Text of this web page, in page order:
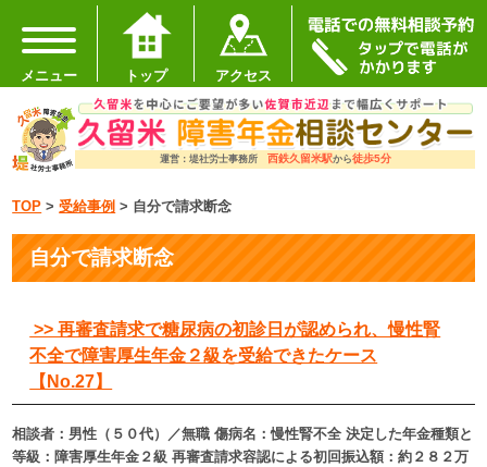
運営：堤社労士事務所 西鉄久留米駅から徒歩5分
メニュー トップ アクセス
TOP >受給事例 > 自分で請求断念
自分で請求断念
>> 再審査請求で糖尿病の初診日が認められ、慢性腎
不全で障害厚生年金２級を受給できたケース
【No.27】
相談者：男性（５０代）／無職 傷病名：慢性腎不全 決定した年金種類と
等級：障害厚生年金２級 再審査請求容認による初回振込額：約２８２万